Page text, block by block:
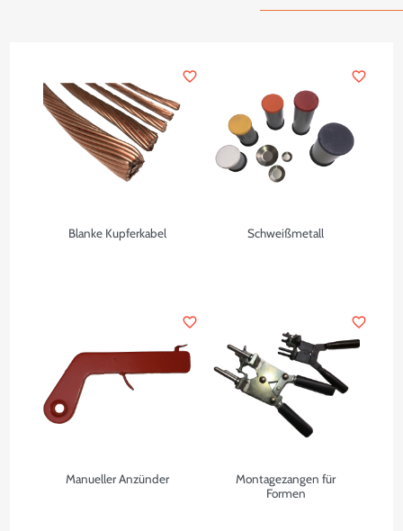
Blanke Kupferkabel
favorite_border
Schweißmetall
favorite_border
Manueller Anzünder
favorite_border
Montagezangen für
Formen
favorite_border